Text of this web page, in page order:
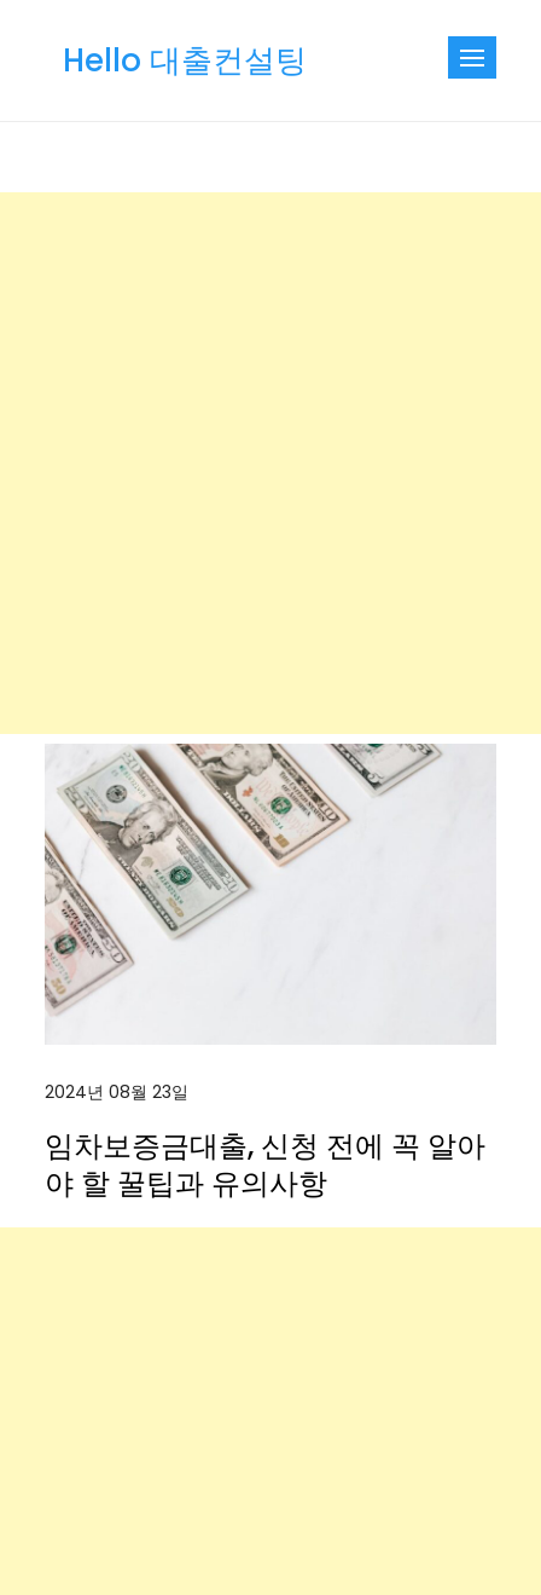
Hello 대출컨설팅
2024년 08월 23일
임차보증금대출, 신청 전에 꼭 알아
야 할 꿀팁과 유의사항